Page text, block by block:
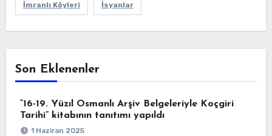
İmranlı Köyleri İsyanlar
Son Eklenenler
“16-19. Yüzıl Osmanlı Arşiv Belgeleriyle Koçgiri
Tarihi” kitabının tanıtımı yapıldı
1 Haziran 2025